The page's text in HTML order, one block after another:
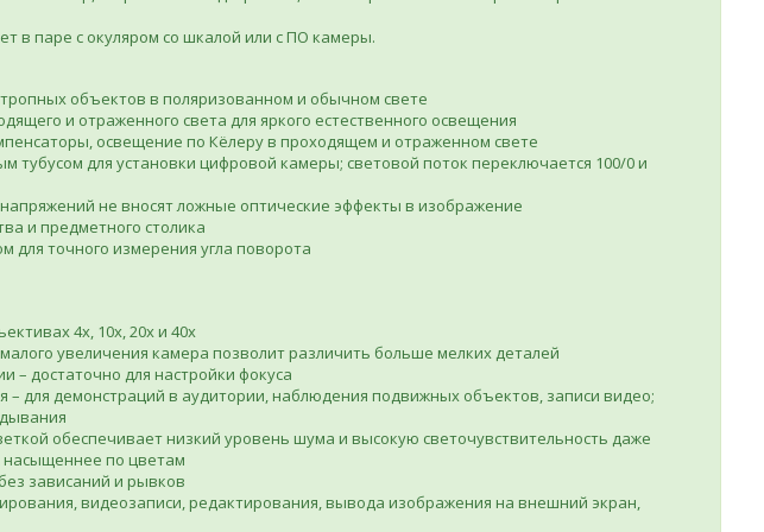
в паре с окуляром со шкалой или с ПО камеры.
объектов в поляризованном и обычном свете
и отраженного света для яркого естественного освещения
освещение по Кёлеру в проходящем и отраженном свете
тубусом для установки цифровой камеры; световой поток переключается 100/0 и
не вносят ложные оптические эффекты в изображение
и предметного столика
для точного измерения угла поворота
4х, 10х, 20х и 40х
увеличения камера позволит различить больше мелких деталей
– достаточно для настройки фокуса
– для демонстраций в аудитории, наблюдения подвижных объектов, записи видео;
обеспечивает низкий уровень шума и высокую светочувствительность даже
насыщеннее по цветам
зависаний и рывков
видеозаписи, редактирования, вывода изображения на внешний экран,